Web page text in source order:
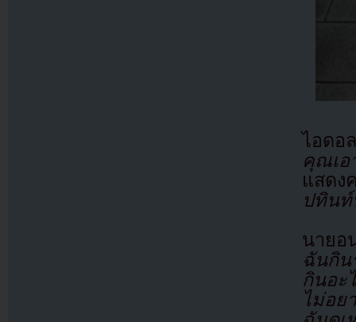
ไอดอ
คุณเอ
แสดง
ปทินท์
นาย
ฉันกิน
กินอะ
ไม่อ